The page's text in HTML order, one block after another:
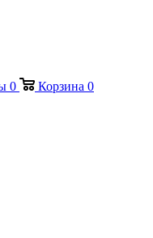
0 Корзина 0